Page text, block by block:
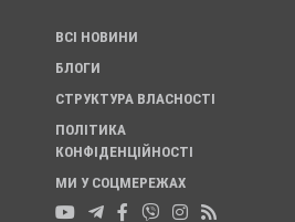
ВСІ НОВИНИ
БЛОГИ
СТРУКТУРА ВЛАСНОСТІ
ПОЛІТИКА
КОНФІДЕНЦІЙНОСТІ
МИ У СОЦМЕРЕЖАХ